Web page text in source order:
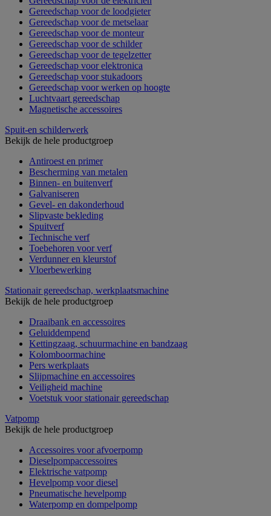
Gereedschap voor de loodgieter
Gereedschap voor de metselaar
Gereedschap voor de monteur
Gereedschap voor de schilder
Gereedschap voor de tegelzetter
Gereedschap voor elektronica
Gereedschap voor stukadoors
Gereedschap voor werken op hoogte
Luchtvaart gereedschap
Magnetische accessoires
Spuit-en schilderwerk
Bekijk de hele productgroep
Antiroest en primer
Bescherming van metalen
Binnen- en buitenverf
Galvaniseren
Gevel- en dakonderhoud
Slipvaste bekleding
Spuitverf
Technische verf
Toebehoren voor verf
Verdunner en kleurstof
Vloerbewerking
Stationair gereedschap, werkplaatsmachine
Bekijk de hele productgroep
Draaibank en accessoires
Geluiddempend
Kettingzaag, schuurmachine en bandzaag
Kolomboormachine
Pers werkplaats
Slijpmachine en accessoires
Veiligheid machine
Voetstuk voor stationair gereedschap
Vatpomp
Bekijk de hele productgroep
Accessoires voor afvoerpomp
Dieselpompaccessoires
Elektrische vatpomp
Hevelpomp voor diesel
Pneumatische hevelpomp
Waterpomp en dompelpomp